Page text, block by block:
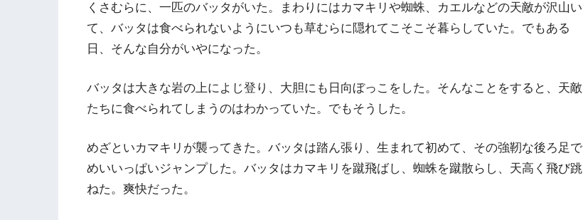
くさむらに、一匹のバッタがいた。まわりにはカマキリや蜘蛛、カエルなどの天敵が沢山い
て、バッタは食べられないようにいつも草むらに隠れてこそこそ暮らしていた。でもある
日、そんな自分がいやになった。
バッタは大きな岩の上によじ登り、大胆にも日向ぼっこをした。そんなことをすると、天敵
たちに食べられてしまうのはわかっていた。でもそうした。
めざといカマキリが襲ってきた。バッタは踏ん張り、生まれて初めて、その強靭な後ろ足で
めいいっぱいジャンプした。バッタはカマキリを蹴飛ばし、蜘蛛を蹴散らし、天高く飛び跳
ねた。爽快だった。